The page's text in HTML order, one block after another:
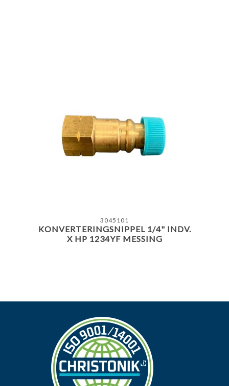
3045101
KONVERTERINGSNIPPEL 1/4" INDV.
X HP 1234YF MESSING